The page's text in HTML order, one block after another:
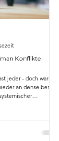
Konflikte
jeder - doch warum
an denselben
Ursache ist - und
statt sie